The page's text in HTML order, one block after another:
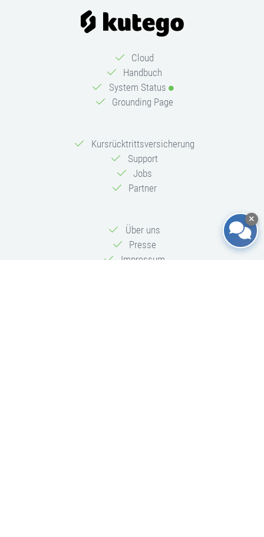
Cloud
Handbuch
System Status
Grounding Page
Kursrücktrittsversicherung
Support
Jobs
Partner
Über uns
Presse
Impressum